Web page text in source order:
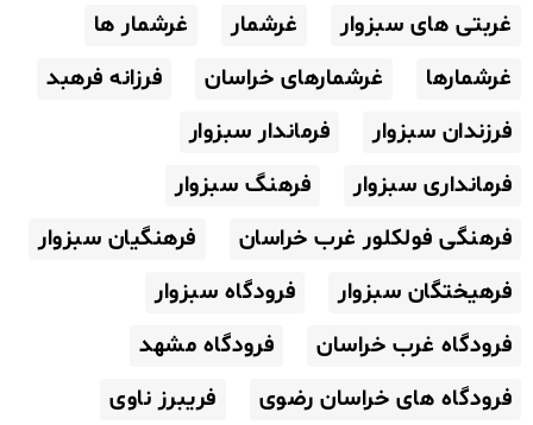
غربتی های سبزوار
غرشمار
غرشمار ها
غرشمارها
غرشمارهای خراسان
فرزانه فرهبد
فرزندان سبزوار
فرماندار سبزوار
فرمانداری سبزوار
فرهنگ سبزوار
فرهنگی فولکلور غرب خراسان
فرهنگیان سبزوار
فرهیختگان سبزوار
فرودگاه سبزوار
فرودگاه غرب خراسان
فرودگاه مشهد
فرودگاه های خراسان رضوی
فریبرز ناوی